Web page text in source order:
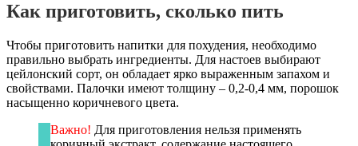
Как приготовить, сколько пить
Чтобы приготовить напитки для похудения, необходимо
правильно выбрать ингредиенты. Для настоев выбирают
цейлонский сорт, он обладает ярко выраженным запахом и
свойствами. Палочки имеют толщину – 0,2-0,4 мм, порошок
насыщенно коричневого цвета.
Важно! Для приготовления нельзя применять